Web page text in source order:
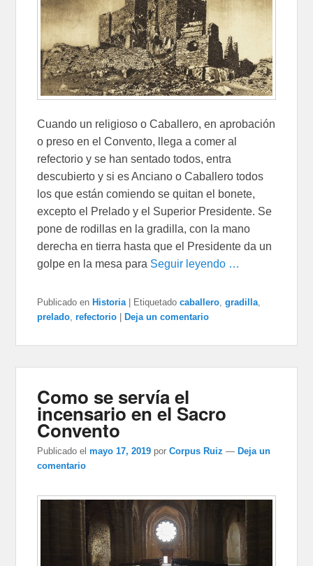
Cuando un religioso o Caballero, en aprobación
o preso en el Convento, llega a comer al
refectorio y se han sentado todos, entra
descubierto y si es Anciano o Caballero todos
los que están comiendo se quitan el bonete,
excepto el Prelado y el Superior Presidente. Se
pone de rodillas en la gradilla, con la mano
derecha en tierra hasta que el Presidente da un
golpe en la mesa para Seguir leyendo …
Publicado en Historia | Etiquetado caballero ,gradilla
prelado ,refectorio |Deja un comentario
Como se servía el
incensario en el Sacro
Convento
Publicado el mayo 17, 2019 porCorpus Ruiz — Deja un
comentario